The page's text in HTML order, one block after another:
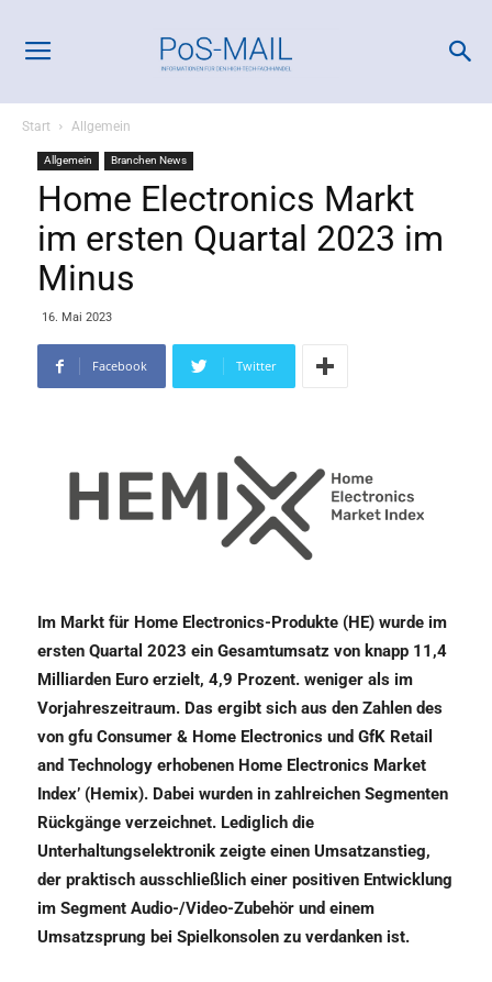
Start Allgemein
Allgemein Branchen News
Home Electronics Markt
im ersten Quartal 2023 im
Minus
16. Mai 2023
Facebook Twitter
Im Markt für Home Electronics-Produkte (HE) wurde im
ersten Quartal 2023 ein Gesamtumsatz von knapp 11,4
Milliarden Euro erzielt, 4,9 Prozent. weniger als im
Vorjahreszeitraum. Das ergibt sich aus den Zahlen des
von gfu Consumer & Home Electronics und GfK Retail
and Technology erhobenen Home Electronics Market
Index’ (Hemix). Dabei wurden in zahlreichen Segmenten
Rückgänge verzeichnet. Lediglich die
Unterhaltungselektronik zeigte einen Umsatzanstieg,
der praktisch ausschließlich einer positiven Entwicklung
im Segment Audio-/Video-Zubehör und einem
Umsatzsprung bei Spielkonsolen zu verdanken ist.